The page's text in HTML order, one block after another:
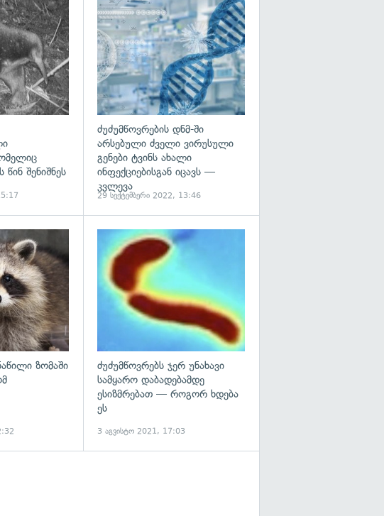
გადახედვა
შენიშნეს
ძუძუმწოვრების დნმ-ში
არსებული ძველი ვირუსული
გენები ტვინს ახალი
ინფექციებისგან იცავს —
კვლევა
29 სექტემბერი 2022, 13:46
გადახედვა
ზომაში
ძუძუმწოვრებს ჯერ უნახავი
სამყარო დაბადებამდე
ესიზმრებათ — როგორ ხდება
ეს
3 აგვისტო 2021, 17:03